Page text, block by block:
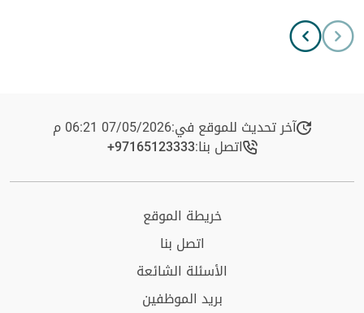
آخر تحديث للموقع في:07/05/2026 06:21 م
اتصل بنا:+97165123333​
خريطة الموقع
اتصل بنا
الأسئلة الشائعة
بريد الموظفين